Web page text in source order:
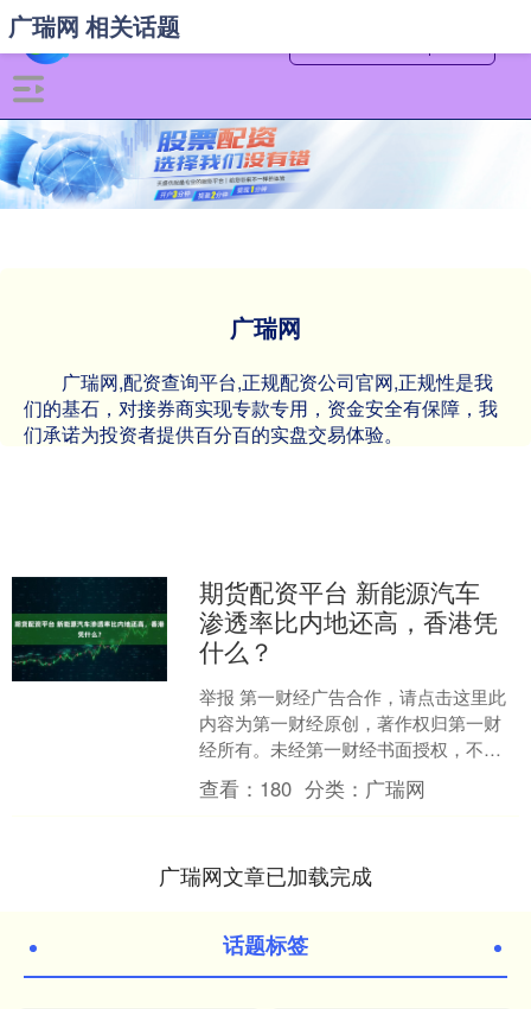
广瑞网
广瑞网,配资查询平台,正规配资公司官网,正规性是我
们的基石，对接券商实现专款专用，资金安全有保障，我
们承诺为投资者提供百分百的实盘交易体验。
广瑞网 相关话题
期货配资平台 新能源汽车
渗透率比内地还高，香港凭
什么？
举报 第一财经广告合作，请点击这里此
内容为第一财经原创，著作权归第一财
经所有。未经第一财经书面授权，不得
以任何方式加以使用，包括转载、摘
编、复制或建立镜像。第一....
查看： 180 分类： 广瑞网
广瑞网文章已加载完成
话题标签